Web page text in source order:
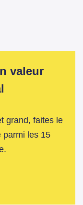
valeur
grand, faites le
parmi les 15